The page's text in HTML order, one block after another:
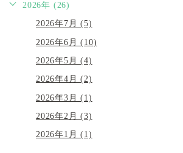
2026年 (26)
2026年7月 (5)
2026年6月 (10)
2026年5月 (4)
2026年4月 (2)
2026年3月 (1)
2026年2月 (3)
2026年1月 (1)